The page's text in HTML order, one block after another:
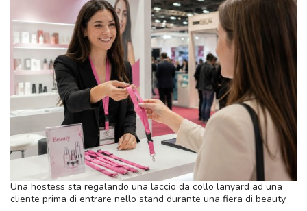
Una hostess sta regalando una laccio da collo lanyard ad una
cliente prima di entrare nello stand durante una fiera di beauty